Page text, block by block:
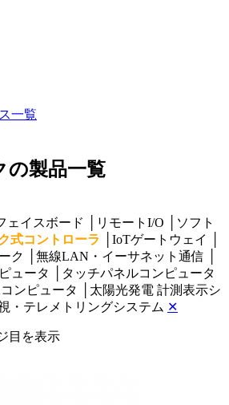
一覧
の製品一覧
ェイスボード リモートI/O
ソフト
式コントローラ IoTゲートウェイ
ク
無線LAN・イーサネット通信
ュータ
タッチパネルコンピュータ
ンピュータ
太陽光発電 計測表示シ
・テレメトリングシステム ✕
目を表示